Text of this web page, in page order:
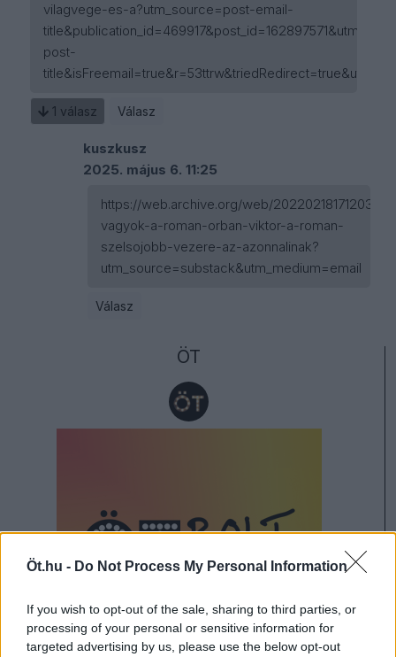
Öt.hu - Do Not Process My Personal Information
If you wish to opt-out of the sale, sharing to third parties, or
processing of your personal or sensitive information for
targeted advertising by us, please use the below opt-out
vilagvege-es-a?utm_source=post-email-
post-
1 válasz Válasz
kuszkusz
2025. május 6. 11:25
https://web.archive.org/web/20220218171203/
vagyok-a-roman-orban-viktor-a-roman-
szelsojobb-vezere-az-azonnalinak?
utm_source=substack&utm_medium=email
Válasz
ÖT